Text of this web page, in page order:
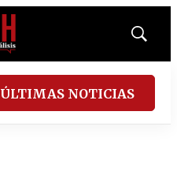
Mostrar
ÚLTIMAS NOTICIAS